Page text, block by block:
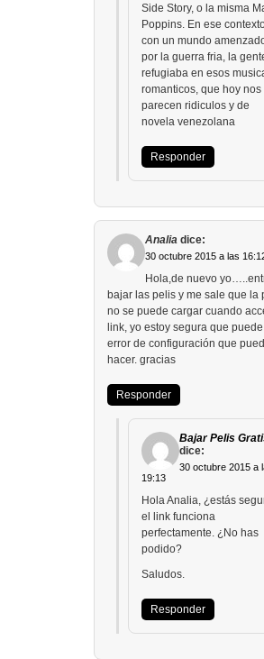
Side Story, o la misma
Poppins. En ese
con un mundo
por la guerra fria, la
refugiaba en esos
romanticos, que hoy nos
parecen ridiculos y de
novela venezolana
Responder
Analia dice:
30 octubre 2015 a las
Hola,de nuevo
bajar las pelis y me sale que la
no se puede cargar cuando
link, yo estoy segura que
error de configuración que
hacer. gracias
Responder
Bajar Pelis
dice:
30 octubre 2015 a
19:13
Hola Analia, ¿estás
el link funciona
perfectamente. ¿No has
podido?
Saludos.
Responder